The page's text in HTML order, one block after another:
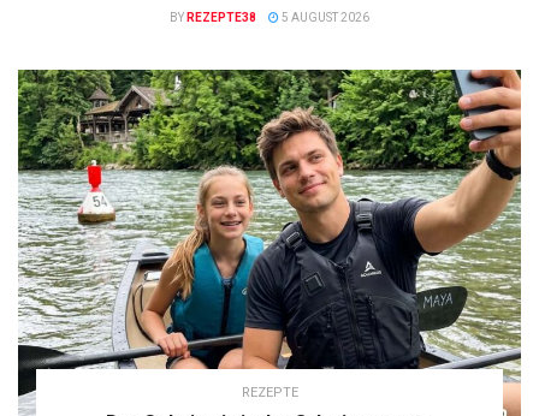
BY REZEPTE38 5 AUGUST 2026
REZEPTE